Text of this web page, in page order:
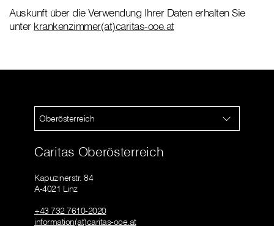
Auskunft über die Verwendung Ihrer Daten erhalten Sie
unter krankenzimmer(at)caritas-ooe.at
Oberösterreich
Caritas Oberösterreich
Kapuzinerstr. 84
A-4021 Linz
+43 732 7610-2020
information(at)caritas-ooe.at